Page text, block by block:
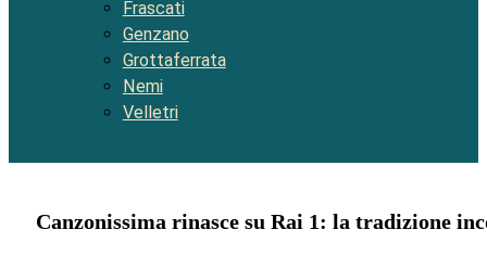
Frascati
Genzano
Grottaferrata
Nemi
Velletri
Canzonissima rinasce su Rai 1: la tradizione